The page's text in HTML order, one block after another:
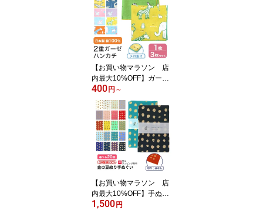
ル やわらか 熨斗 粗品 お
年賀 内祝 ふきん 二重袷
単品 3枚セット MAMEO-
T
【お買い物マラソン 店
内最大10%OFF】ガーゼ
ハンカチ 猫 恐竜 ユニコ
ーン 日本製 ハンカチ タ
オル やわらか 熨斗 粗品
お年賀 内祝 ふきん 単品
3枚セット MAMEO-HK
400円 ～
【お買い物マラソン 店
内最大10%OFF】手ぬぐ
い 金の豆絞り 日本製 手
1,500円